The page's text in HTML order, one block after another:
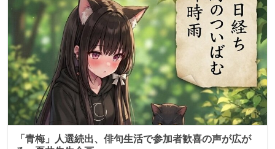
「青梅」人選続出、俳句生活で参加者歓喜の声が広が